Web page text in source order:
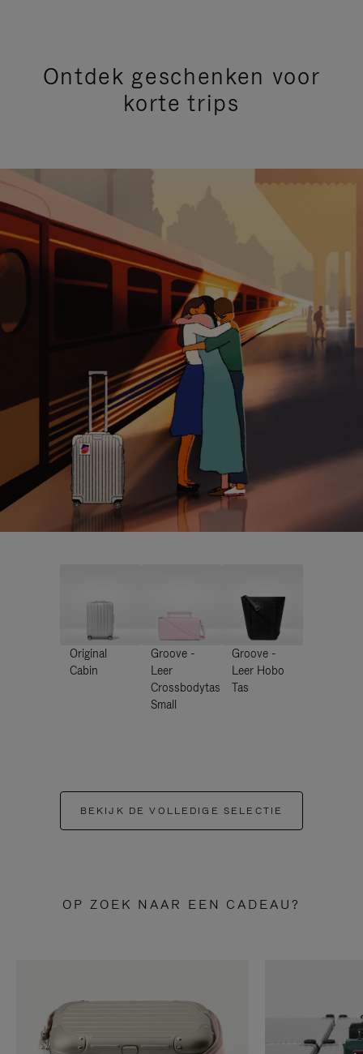
Ontdek geschenken voor
korte trips
Original
Cabin
Groove -
Leer
Crossbodytas
Small
Groove -
Leer Hobo
Tas
BEKIJK DE VOLLEDIGE SELECTIE
OP ZOEK NAAR EEN CADEAU?